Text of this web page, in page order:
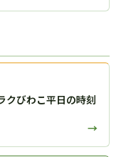
びわこ平日の時刻
→